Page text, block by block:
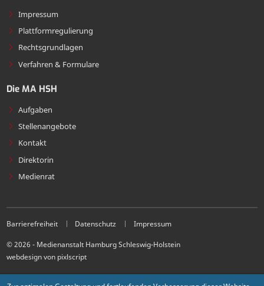
Impressum
Plattformregulierung
Rechtsgrundlagen
Verfahren & Formulare
Die MA HSH
Aufgaben
Stellenangebote
Kontakt
Direktorin
Medienrat
Barrierefreiheit Datenschutz Impressum
© 2026 - Medienanstalt Hamburg Schleswig-Holstein
webdesign von pixlscript